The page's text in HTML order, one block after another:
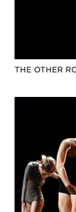
THE OTHER